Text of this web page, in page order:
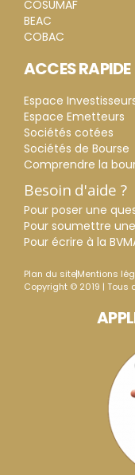
COSUMAF
BEAC
COBAC
ACCES RAPIDE
Espace
Espace Emetteurs
Sociétés cotées
Sociétés de Bourse
Comprendre la
Besoin d'aide ?
Pour poser une
Pour soumettre
Pour écrire à la
Plan du siteMentions
Copyright © 2019 | Tous